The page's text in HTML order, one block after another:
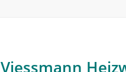
Viessmann